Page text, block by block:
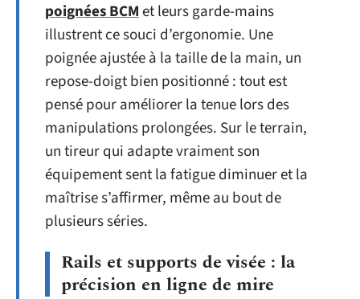
poignées BCMet leurs garde-mains
illustrent ce souci d’ergonomie. Une
poignée ajustée à la taille de la main, un
repose-doigt bien positionné : tout est
pensé pour améliorer la tenue lors des
manipulations prolongées. Sur le terrain,
un tireur qui adapte vraiment son
équipement sent la fatigue diminuer et la
maîtrise s’affirmer, même au bout de
plusieurs séries.
Rails et supports de visée : la
précision en ligne de mire